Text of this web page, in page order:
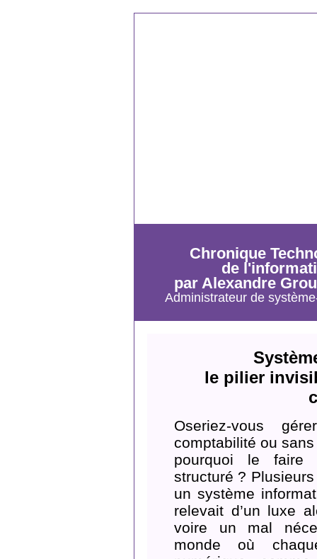
Chronique
de
par Alexandre
Administrateur de
le pilier
Oseriez-vous
comptabilité ou
pourquoi le faire
structuré ?
un système
relevait d’un luxe
voire un mal
monde où